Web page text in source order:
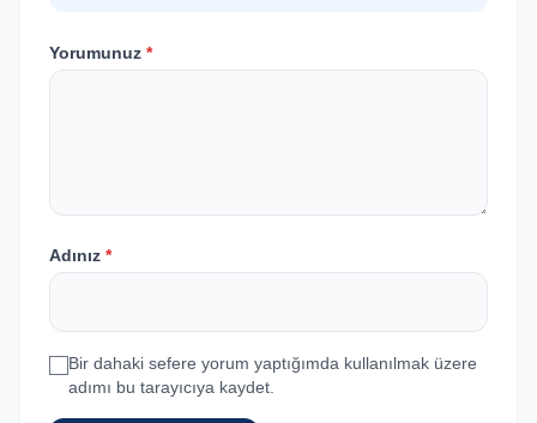
Yorumunuz *
Adınız *
Bir dahaki sefere yorum yaptığımda kullanılmak üzere
adımı bu tarayıcıya kaydet.